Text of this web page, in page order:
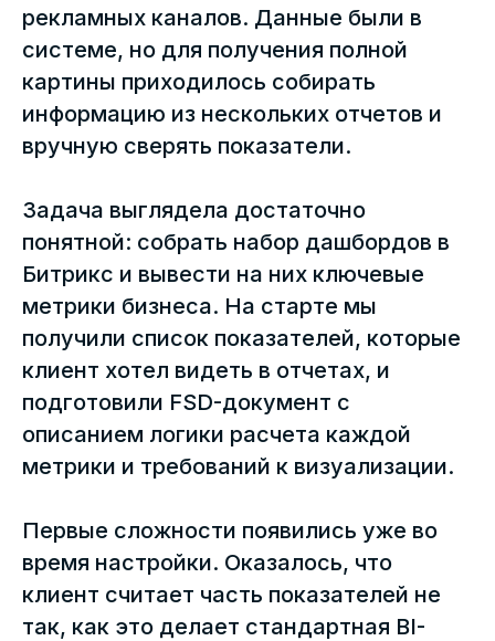
рекламных каналов. Данные были в
системе, но для получения полной
картины приходилось собирать
информацию из нескольких отчетов и
вручную сверять показатели.
Задача выглядела достаточно
понятной: собрать набор дашбордов в
Битрикс и вывести на них ключевые
метрики бизнеса. На старте мы
получили список показателей, которые
клиент хотел видеть в отчетах, и
подготовили FSD-документ с
описанием логики расчета каждой
метрики и требований к визуализации.
Первые сложности появились уже во
время настройки. Оказалось, что
клиент считает часть показателей не
так, как это делает стандартная BI-